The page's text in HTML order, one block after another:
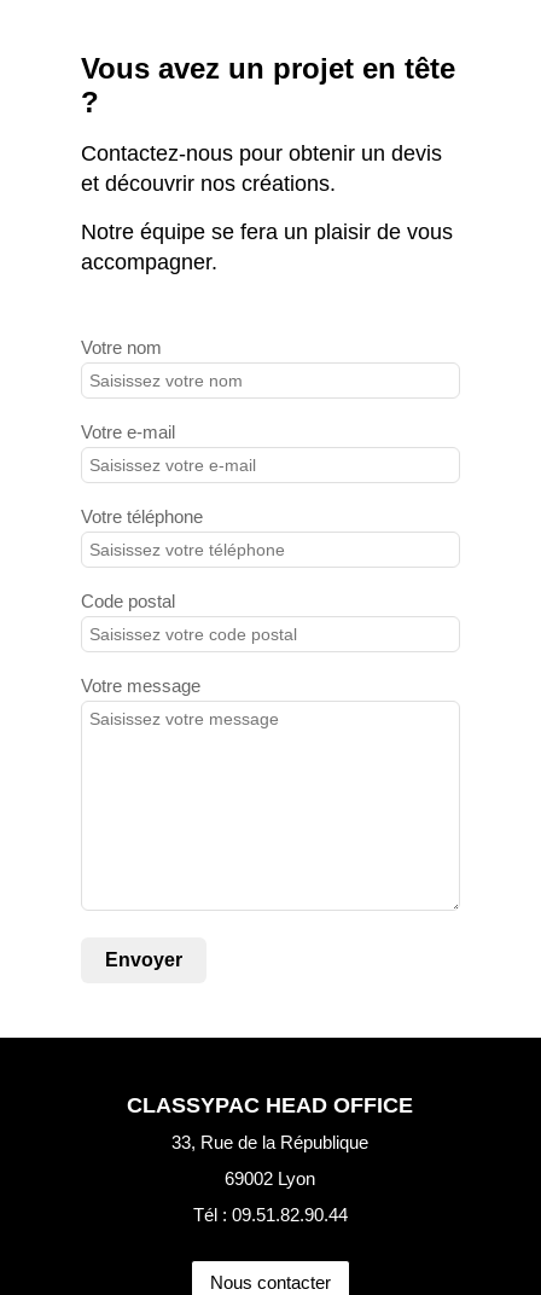
Vous avez un projet en tête
?
Contactez-nous pour obtenir un devis
et découvrir nos créations.
Notre équipe se fera un plaisir de vous
accompagner.
Votre nom
Votre e-mail
Votre téléphone
Code postal
Votre message
CLASSYPAC HEAD OFFICE
33, Rue de la République
69002 Lyon
Tél : 09.51.82.90.44
Nous contacter